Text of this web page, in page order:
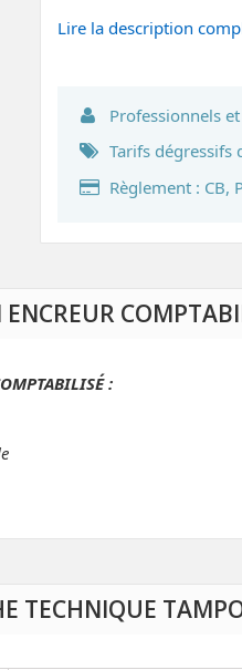
Lire la description
Professionnels
Tarifs dégressifs
Règlement : CB,
:
TECHNIQUE